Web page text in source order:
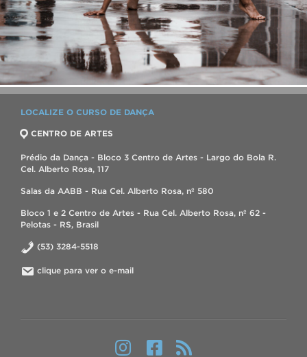
LOCALIZE O CURSO DE DANÇA
CENTRO DE ARTES
Prédio da Dança - Bloco 3 Centro de Artes - Largo do Bola R.
Cel. Alberto Rosa, 117
Salas da AABB - Rua Cel. Alberto Rosa, nº 580
Bloco 1 e 2 Centro de Artes - Rua Cel. Alberto Rosa, nº 62 -
Pelotas - RS, Brasil
(53) 3284-5518
clique para ver o e-mail